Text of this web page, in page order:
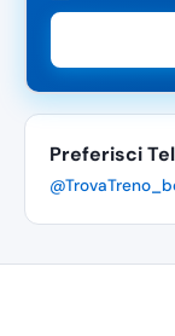
Preferisci